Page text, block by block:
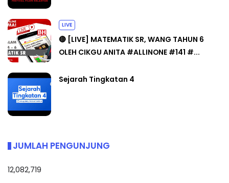
LIVE
🔴 [LIVE] MATEMATIK SR, WANG TAHUN 6
OLEH CIKGU ANITA #ALLINONE #141 #...
Sejarah Tingkatan 4
JUMLAH PENGUNJUNG
12,082,719